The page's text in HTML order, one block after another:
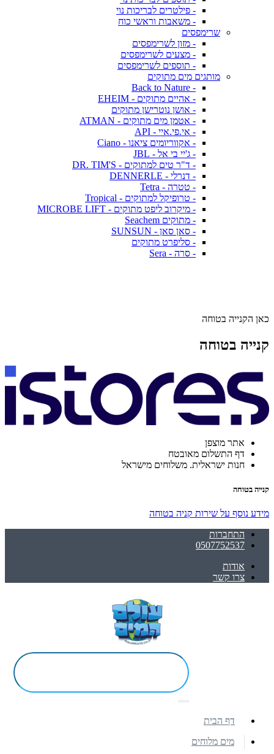
- פילטרים לבריכות נוי
- משאבות וראשי כוח
שרימפסים
- מזון לשרימפסים
- מצעים לשרימפסים
- תוספים לשרימפסים
מותגים מים מתוקים
- Back to Nature
- אהיים מתוקים - EHEIM
- אושן נוטרישן מתוקים
- אטמן מים מתוקים - ATMAN
- אי.פי.איי - API
- אקווריומים ציאנו - Ciano
- ג'יי בי אל - JBL
- ד"ר טים למתוקים - DR. TIM'S
- דנרלי - DENNERLE
- טטרה - Tetra
- טרופיקל למתוקים - Tropical
- מיקרוב ליפט מתוקים - MICROBE LIFT
- מתוקים Seachem
- סאן סאן - SUNSUN
- סליפרט מתוקים
- סרה - Sera
כאן הקנייה בטוחה
קנייה בטוחה
אתר מוצפן
דף התשלום מאובטח
חנות ישראלית. משלוחים מישראל
קנייה בטוחה
מידע נוסף על שירות קניה בטוחה
התחברות
0507752537
אודות
צרו קשר
דף הבית
מים מלוחים